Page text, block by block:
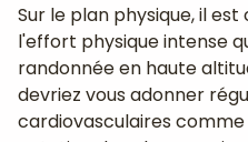
Sur le plan physique, il
l'effort physique intense
randonnée en haute
devriez vous adonner
cardiovasculaires comme